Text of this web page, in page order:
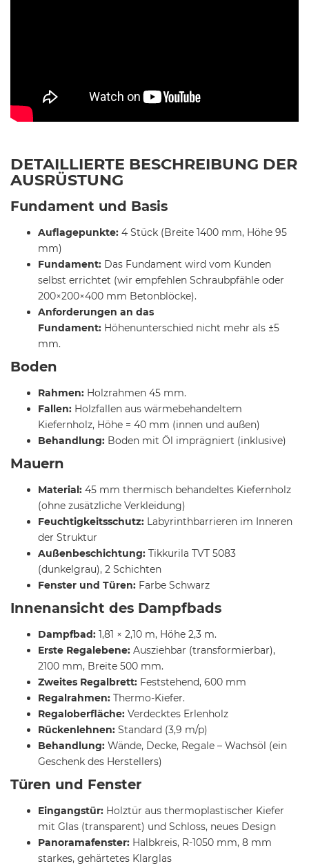
DETAILLIERTE BESCHREIBUNG DER
AUSRÜSTUNG
Fundament und Basis
Auflagepunkte: 4 Stück (Breite 1400 mm, Höhe 95
mm)
Fundament: Das Fundament wird vom Kunden
selbst errichtet (wir empfehlen Schraubpfähle oder
200×200×400 mm Betonblöcke).
Anforderungen an das
Fundament: Höhenunterschied nicht mehr als ±5
mm.
Boden
Rahmen: Holzrahmen 45 mm.
Fallen: Holzfallen aus wärmebehandeltem
Kiefernholz, Höhe = 40 mm (innen und außen)
Behandlung: Boden mit Öl imprägniert (inklusive)
Mauern
Material: 45 mm thermisch behandeltes Kiefernholz
(ohne zusätzliche Verkleidung)
Feuchtigkeitsschutz: Labyrinthbarrieren im Inneren
der Struktur
Außenbeschichtung: Tikkurila TVT 5083
(dunkelgrau), 2 Schichten
Fenster und Türen: Farbe Schwarz
Innenansicht des Dampfbads
Dampfbad: 1,81 × 2,10 m, Höhe 2,3 m.
Erste Regalebene: Ausziehbar (transformierbar),
2100 mm, Breite 500 mm.
Zweites Regalbrett: Feststehend, 600 mm
Regalrahmen: Thermo-Kiefer.
Regaloberfläche: Verdecktes Erlenholz
Rückenlehnen: Standard (3,9 m/p)
Behandlung: Wände, Decke, Regale – Wachsöl (ein
Geschenk des Herstellers)
Türen und Fenster
Eingangstür: Holztür aus thermoplastischer Kiefer
mit Glas (transparent) und Schloss, neues Design
Panoramafenster: Halbkreis, R-1050 mm, 8 mm
starkes, gehärtetes Klarglas